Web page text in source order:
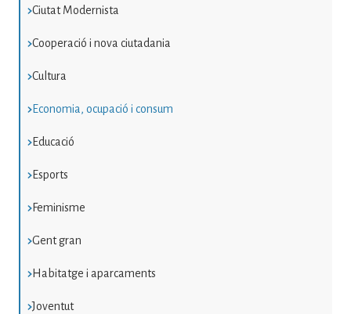
Ciutat Modernista
Cooperació i nova ciutadania
Cultura
Economia, ocupació i consum
Educació
Esports
Feminisme
Gent gran
Habitatge i aparcaments
Joventut